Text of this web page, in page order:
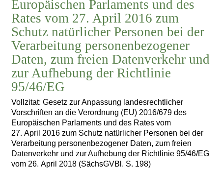
Europäischen Parlaments und des
Rates vom 27. April 2016 zum
Schutz natürlicher Personen bei der
Verarbeitung personenbezogener
Daten, zum freien Datenverkehr und
zur Aufhebung der Richtlinie
95/46/EG
Vollzitat: Gesetz zur Anpassung landesrechtlicher
Vorschriften an die Verordnung (EU) 2016/679 des
Europäischen Parlaments und des Rates vom
27. April 2016 zum Schutz natürlicher Personen bei der
Verarbeitung personenbezogener Daten, zum freien
Datenverkehr und zur Aufhebung der Richtlinie 95/46/EG
vom 26. April 2018 (SächsGVBl. S. 198)